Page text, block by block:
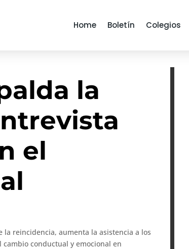
Home Boletín Colegios
la
el
la reincidencia, aumenta la asistencia a los
conductual y emocional en